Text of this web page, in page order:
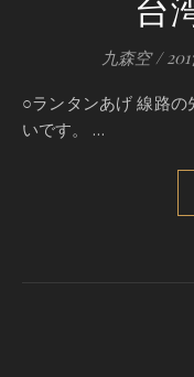
九森空 /
○ランタンあげ 線路の先までランタン揚げの観光客でいっぱ
いです。 …